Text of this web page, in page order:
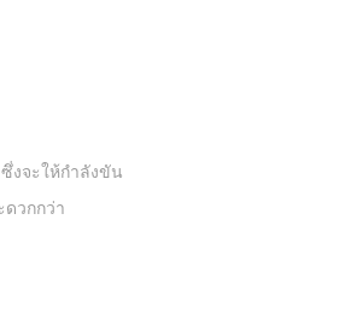
งจะให้กำลังขัน
วกกว่า